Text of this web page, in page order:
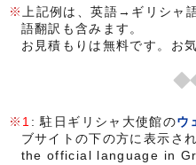
上記例は、英語→ギリシャ
語翻訳も含みます。
お見積もりは無料です。お
1 : 駐日ギリシャ大使館のウ
ブサイトの下の方に表示さ
the official language in